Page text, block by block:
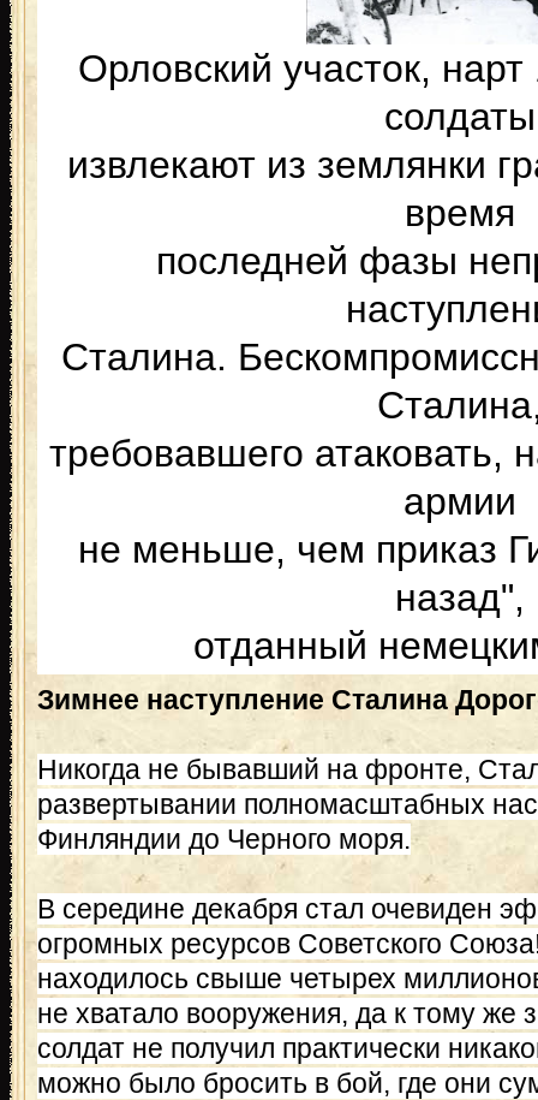
Орловский участок,
солдаты
извлекают из землянки
время
последней фазы
Сталина.
требовавшего атаковать,
армии
не меньше, чем приказ
назад",
отданный
Зимнее наступление Сталина
Никогда не бывавший на фронте,
развертывании полномасштабных
Финляндии до Черного моря.
В середине декабря стал очевиден
огромных ресурсов Советского
находилось свыше четырех
не хватало вооружения, да к тому же
солдат не получил практически
можно было бросить в бой, где они